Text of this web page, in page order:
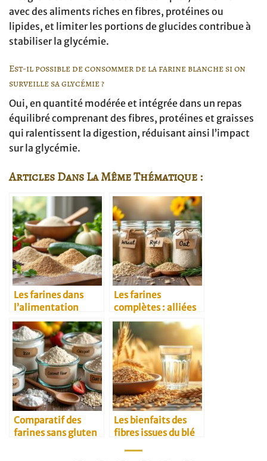
avec des aliments riches en fibres, protéines ou
lipides, et limiter les portions de glucides contribue à
stabiliser la glycémie.
Est-il possible de consommer de la farine blanche si on
surveille sa glycémie ?
Oui, en quantité modérée et intégrée dans un repas
équilibré comprenant des fibres, protéines et graisses
qui ralentissent la digestion, réduisant ainsi l’impact
sur la glycémie.
Articles Dans La Même Thématique :
Les farines dans
l’alimentation
végétarienne
Les farines
complètes : alliées
santé au quotidien
Comparatif des
farines sans gluten
Les bienfaits des
fibres issues du blé